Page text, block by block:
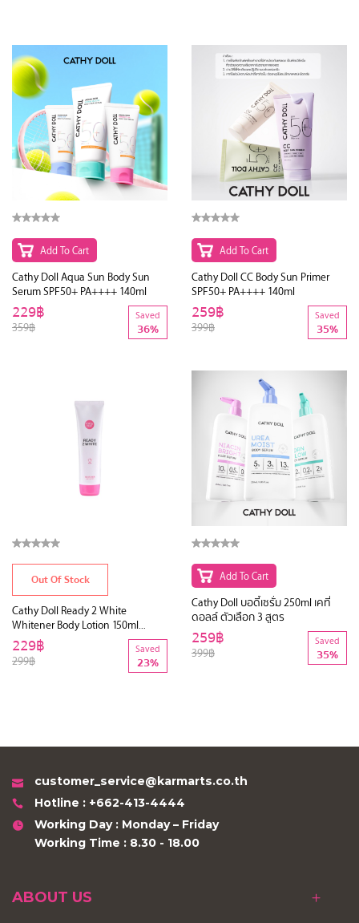
Add To Cart
Cathy Doll Aqua Sun Body Sun
Serum SPF50+ PA++++ 140ml
359฿
229฿ Saved
36%
Add To Cart
Cathy Doll CC Body Sun Primer
SPF50+ PA++++ 140ml
399฿
259฿ Saved
35%
Out Of Stock
Cathy Doll Ready 2 White
Whitener Body Lotion 150ml
(Y2018)
299฿
229฿ Saved
23%
Add To Cart
Cathy Doll บอดี้เซรั่ม 250ml เคที่
ดอลล์ ตัวเลือก 3 สูตร
399฿
259฿ Saved
35%
customer_service@karmarts.co.th
Hotline : +662-413-4444
Working Day : Monday – Friday
Working Time : 8.30 - 18.00
ABOUT US